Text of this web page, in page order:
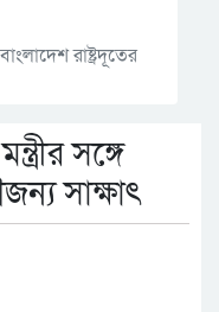
রাষ্ট্রদূতের
সঙ্গে
সাক্ষাৎ